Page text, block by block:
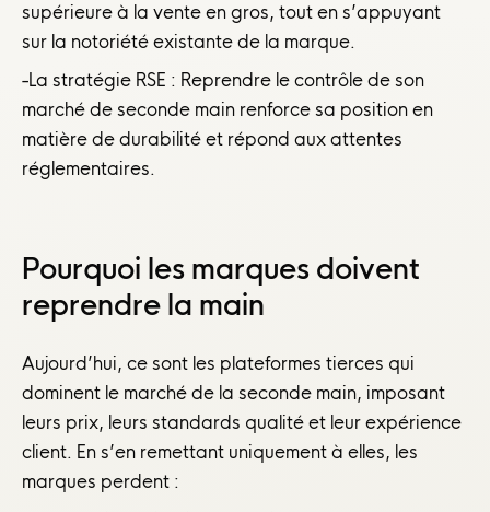
supérieure à la vente en gros, tout en s’appuyant
sur la notoriété existante de la marque.
-La stratégie RSE : Reprendre le contrôle de son
marché de seconde main renforce sa position en
matière de durabilité et répond aux attentes
réglementaires.
Pourquoi les marques doivent
reprendre la main
Aujourd’hui, ce sont les plateformes tierces qui
dominent le marché de la seconde main, imposant
leurs prix, leurs standards qualité et leur expérience
client. En s’en remettant uniquement à elles, les
marques perdent :